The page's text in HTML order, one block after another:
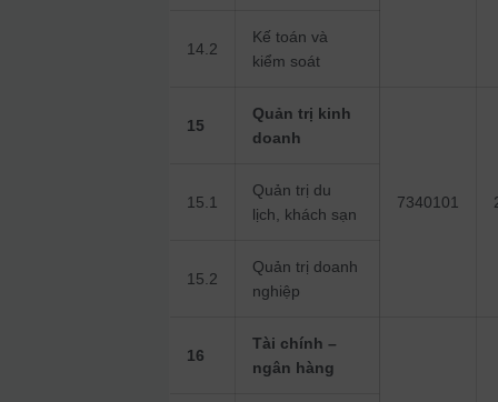
14.2
Kế toán và
kiểm soát
15
Quản trị kinh
doanh
7340101
15.1
Quản trị du
lịch, khách sạn
15.2
Quản trị doanh
nghiệp
16
Tài chính –
ngân hàng